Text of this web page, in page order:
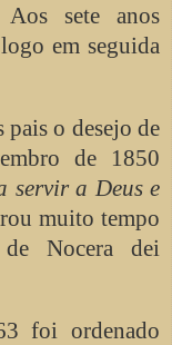
sete anos
em seguida
pais o desejo de
de 1850
servir a Deus e
muito tempo
Nocera dei
foi ordenado